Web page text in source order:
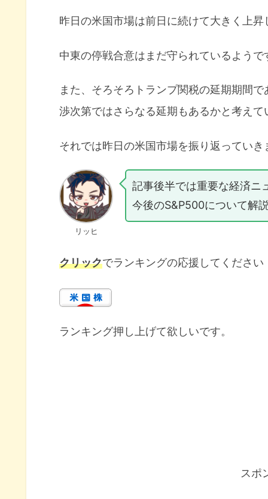
昨日の米国市場は前日に続けて大きく上昇
中東の停戦合意はまだ守られているよう
また、そろそろトランプ関税の延期期間
渉次第ではさらなる延期もあるかと考えて
それでは昨日の米国市場を振り返っていき
リッヒ
記事後半では重要な経済ニ
今後のS&P500について解
クリックでランキングの応援してください
ランキング押し上げて欲しいです。
スポ